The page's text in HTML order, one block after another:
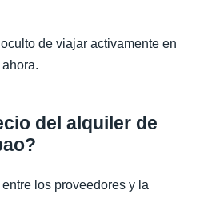
de viajar activamente en
del alquiler de
los proveedores y la